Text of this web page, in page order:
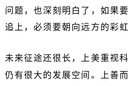
问题，也深刻明白了，如果
追上，必须要朝向远方的彩
未来征途还很长，上美重视
仍有很大的发展空间。上善